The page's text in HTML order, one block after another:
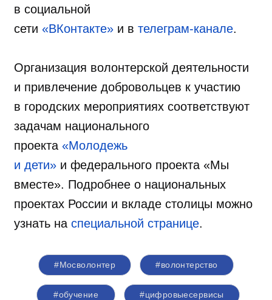
в социальной
сети «ВКонтакте» и в телеграм-канале.
Организация волонтерской деятельности
и привлечение добровольцев к участию
в городских мероприятиях соответствуют
задачам национального
проекта «Молодежь
и дети» и федерального проекта «Мы
вместе». Подробнее о национальных
проектах России и вкладе столицы можно
узнать на специальной странице.
#Мосволонтер #волонтерство
#обучение #цифровыесервисы